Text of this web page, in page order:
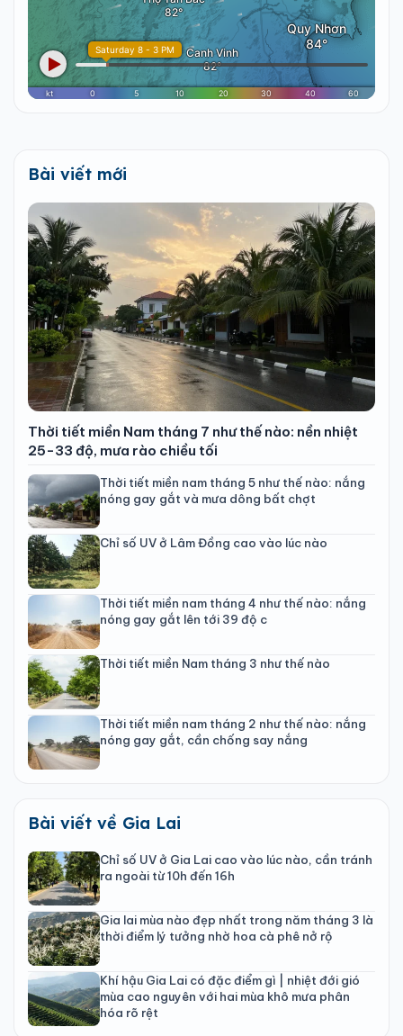
Bài viết mới
Thời tiết miền Nam tháng 7 như thế nào: nền nhiệt
25-33 độ, mưa rào chiều tối
Thời tiết miền nam tháng 5 như thế nào: nắng
nóng gay gắt và mưa dông bất chợt
Chỉ số UV ở Lâm Đồng cao vào lúc nào
Thời tiết miền nam tháng 4 như thế nào: nắng
nóng gay gắt lên tới 39 độ c
Thời tiết miền Nam tháng 3 như thế nào
Thời tiết miền nam tháng 2 như thế nào: nắng
nóng gay gắt, cần chống say nắng
Bài viết về Gia Lai
Chỉ số UV ở Gia Lai cao vào lúc nào, cần tránh
ra ngoài từ 10h đến 16h
Gia lai mùa nào đẹp nhất trong năm tháng 3 là
thời điểm lý tưởng nhờ hoa cà phê nở rộ
Khí hậu Gia Lai có đặc điểm gì | nhiệt đới gió
mùa cao nguyên với hai mùa khô mưa phân
hóa rõ rệt